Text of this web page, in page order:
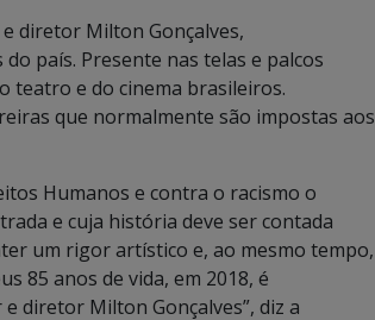
diretor Milton Gonçalves,
país. Presente nas telas e palcos
teatro e do cinema brasileiros.
que normalmente são impostas aos
Humanos e contra o racismo o
e cuja história deve ser contada
um rigor artístico e, ao mesmo tempo,
85 anos de vida, em 2018, é
diretor Milton Gonçalves”, diz a